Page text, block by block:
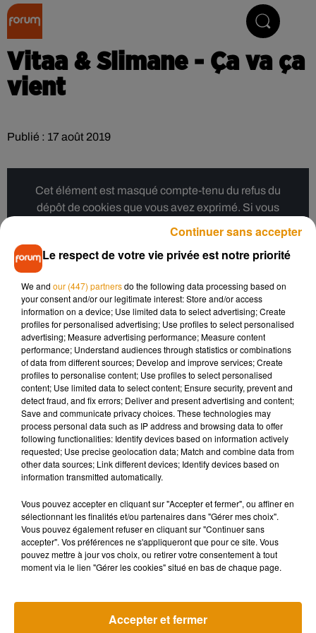
Vitaa & Slimane - Ça va ça
vient
Publié : 17 août 2019
Cet élément est masqué compte-tenu du refus du
dépôt de cookies que vous avez exprimé. Si vous
Musique
Madonna sort enfin le remix de « Love
Sensation » avec Kylie Minogue
Angèle et
collaboration
+ DE MUSIQUE
Le respect de votre vie privée est notre priorité
We and our (447) partnersdo the following data processing based on
your consent and/or our legitimate interest: Store and/or access
information on a device; Use limited data to select advertising; Create
profiles for personalised advertising; Use profiles to select personalised
advertising; Measure advertising performance; Measure content
performance; Understand audiences through statistics or combinations
of data from different sources; Develop and improve services; Create
profiles to personalise content; Use profiles to select personalised
content; Use limited data to select content; Ensure security, prevent and
detect fraud, and fix errors; Deliver and present advertising and content;
Save and communicate privacy choices. These technologies may
process personal data such as IP address and browsing data to offer
following functionalities: Identify devices based on information actively
requested; Use precise geolocation data; Match and combine data from
other data sources; Link different devices; Identify devices based on
information transmitted automatically.
Vous pouvez accepter en cliquant sur "Accepter et fermer", ou affiner en
sélectionnant les finalités et/ou partenaires dans "Gérer mes choix".
Vous pouvez également refuser en cliquant sur "Continuer sans
accepter". Vos préférences ne s'appliqueront que pour ce site. Vous
pouvez mettre à jour vos choix, ou retirer votre consentement à tout
moment via le lien "Gérer les cookies" situé en bas de chaque page.
Accepter et fermer
Continuer sans accepter